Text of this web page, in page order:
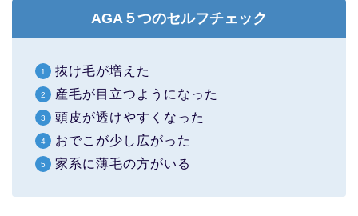
AGA５つのセルフチェック
抜け毛が増えた
産毛が目立つようになった
頭皮が透けやすくなった
おでこが少し広がった
家系に薄毛の方がいる